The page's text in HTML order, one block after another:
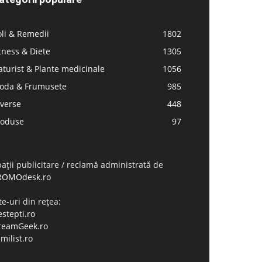
& Remedii
1802
& Diete
1305
& Plante medicinale
1056
& Frumusete
985
448
97
publicitare / reclamă administrată de
uri din rețea: